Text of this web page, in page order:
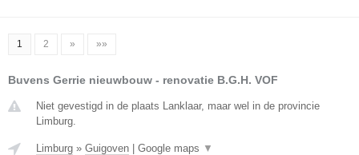
1 2 » »»
Buvens Gerrie nieuwbouw - renovatie B.G.H. VOF
Niet gevestigd in de plaats Lanklaar, maar wel in de provincie
Limburg.
Limburg » Guigoven Google maps ▼